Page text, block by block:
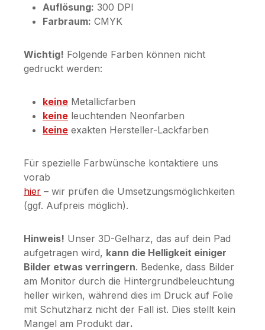
Auflösung: 300 DPI
Farbraum: CMYK
Wichtig! Folgende Farben können nicht
gedruckt werden:
keine Metallicfarben
keine leuchtenden Neonfarben
keine exakten Hersteller-Lackfarben
Für spezielle Farbwünsche kontaktiere uns
vorab
hier – wir prüfen die Umsetzungsmöglichkeiten
(ggf. Aufpreis möglich).
Hinweis! Unser 3D-Gelharz, das auf dein Pad
aufgetragen wird, kann die Helligkeit einiger
Bilder etwas verringern. Bedenke, dass Bilder
am Monitor durch die Hintergrundbeleuchtung
heller wirken, während dies im Druck auf Folie
mit Schutzharz nicht der Fall ist. Dies stellt kein
Mangel am Produkt dar.